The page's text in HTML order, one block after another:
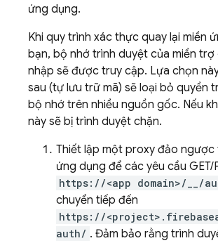
ứng dụng.
Khi quy trình xác thực quay lại miền
bạn, bộ nhớ trình duyệt của miền trợ
nhập sẽ được truy cập. Lựa chọn
sau (tự lưu trữ mã) sẽ loại bỏ quyền
bộ nhớ trên nhiều nguồn gốc. Nếu
này sẽ bị trình duyệt chặn.
Thiết lập một proxy đảo ngược
ứng dụng để các yêu cầu GET/
https://<app domain>/__/
chuyển tiếp đến
https://
auth/ . Đảm bảo rằng trình